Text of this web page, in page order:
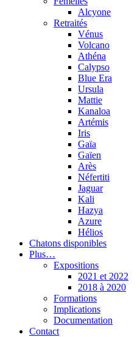
Alcyone
Retraités
Vénus
Volcano
Athéna
Calypso
Blue Era
Ursula
Mattie
Kanaloa
Artémis
Iris
Gaïa
Gaïen
Arès
Néfertiti
Jaguar
Kali
Hazya
Azure
Hélios
Chatons disponibles
Plus…
Expositions
2021 et 2022
2018 à 2020
Formations
Implications
Documentation
Contact